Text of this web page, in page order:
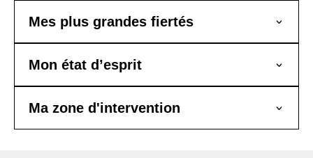
Mes plus grandes fiertés
Mon état d’esprit
Ma zone d'intervention